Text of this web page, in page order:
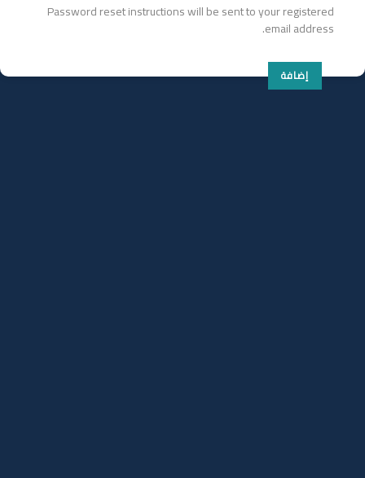
Password reset instructions will be sent to your registered
email address.